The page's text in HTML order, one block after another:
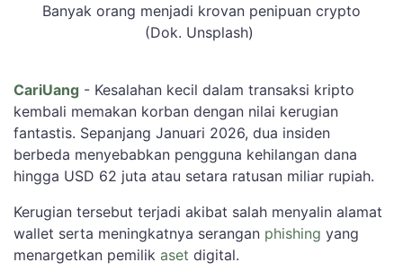
Banyak orang menjadi krovan penipuan crypto
(Dok. Unsplash)
CariUang - Kesalahan kecil dalam transaksi kripto
kembali memakan korban dengan nilai kerugian
fantastis. Sepanjang Januari 2026, dua insiden
berbeda menyebabkan pengguna kehilangan dana
hingga USD 62 juta atau setara ratusan miliar rupiah.
Kerugian tersebut terjadi akibat salah menyalin alamat
wallet serta meningkatnya serangan phishing yang
menargetkan pemilik aset digital.